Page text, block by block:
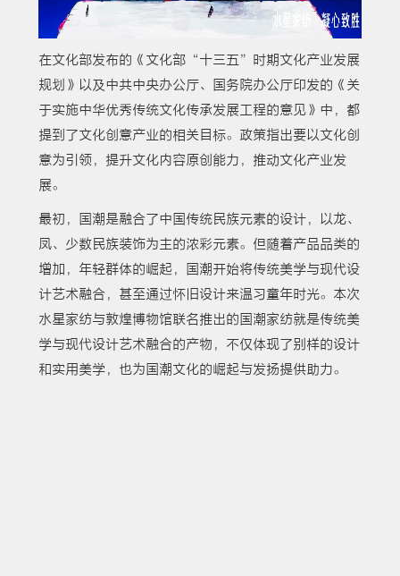
在文化部发布的《文化部“十三五”时期文化产业发展
规划》以及中共中央办公厅、国务院办公厅印发的《关
于实施中华优秀传统文化传承发展工程的意见》中，都
提到了文化创意产业的相关目标。政策指出要以文化创
意为引领，提升文化内容原创能力，推动文化产业发
展。
最初，国潮是融合了中国传统民族元素的设计，以龙、
凤、少数民族装饰为主的浓彩元素。但随着产品品类的
增加，年轻群体的崛起，国潮开始将传统美学与现代设
计艺术融合，甚至通过怀旧设计来温习童年时光。本次
水星家纺与敦煌博物馆联名推出的国潮家纺就是传统美
学与现代设计艺术融合的产物，不仅体现了别样的设计
和实用美学，也为国潮文化的崛起与发扬提供助力。